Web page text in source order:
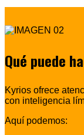
Qué puede
Kyrios ofrece
con inteligencia
Aquí podemos: